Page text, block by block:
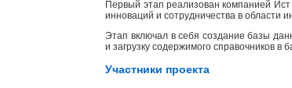
Первый этап реализован компанией
инноваций и сотрудничества в области
Этап включал в себя создание базы
и загрузку содержимого справочников
Участники проекта